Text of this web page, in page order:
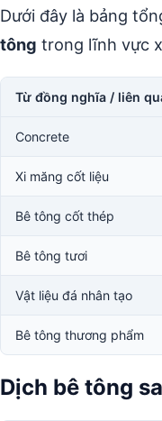
Dưới đây là bảng
tông trong lĩnh vực
Từ đồng nghĩa / liên
Concrete
Xi măng cốt liệu
Bê tông cốt thép
Bê tông tươi
Vật liệu đá nhân tạo
Bê tông thương phẩm
Dịch bê tông